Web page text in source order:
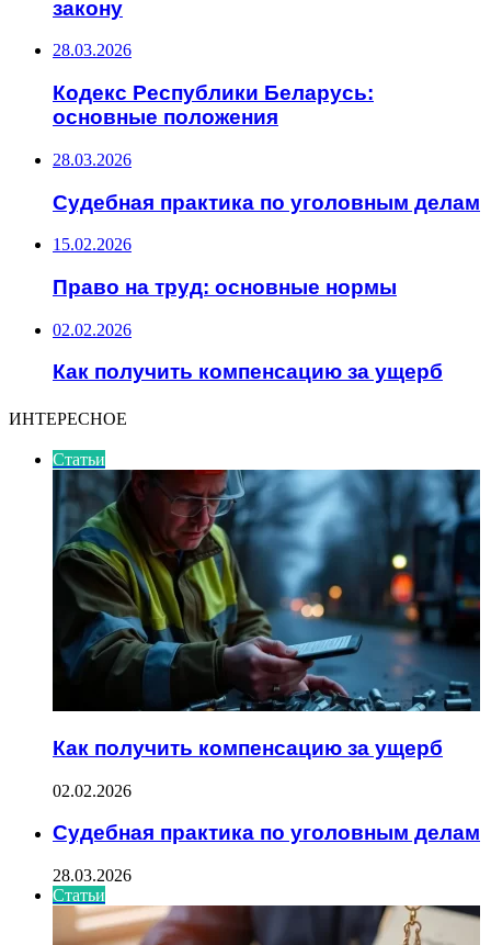
закону
28.03.2026
Кодекс Республики Беларусь:
основные положения
28.03.2026
Судебная практика по уголовным делам
15.02.2026
Право на труд: основные нормы
02.02.2026
Как получить компенсацию за ущерб
ИНТЕРЕСНОЕ
Статьи
Как получить компенсацию за ущерб
02.02.2026
Судебная практика по уголовным делам
28.03.2026
Статьи